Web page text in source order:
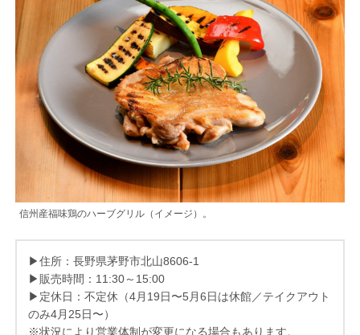
信州産福味鶏のハーブグリル（イメージ）。
▶住所：長野県茅野市北山8606-1
▶販売時間：11:30～15:00
▶定休日：不定休（4月19日〜5月6日は休館／テイクアウト
のみ4月25日〜）
※状況により営業体制が変更になる場合もあります。